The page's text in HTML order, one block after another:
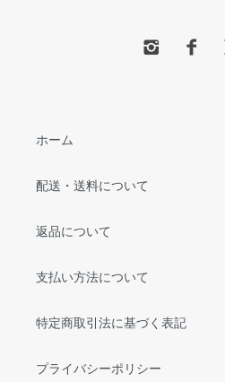
ホーム
配送・送料について
返品について
支払い方法について
特定商取引法に基づく表記
プライバシーポリシー